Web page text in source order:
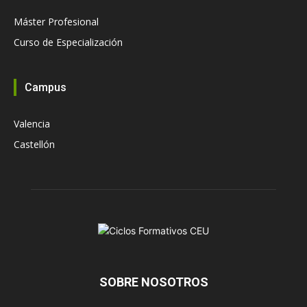
Máster Profesional
Curso de Especialización
Campus
Valencia
Castellón
SOBRE NOSOTROS